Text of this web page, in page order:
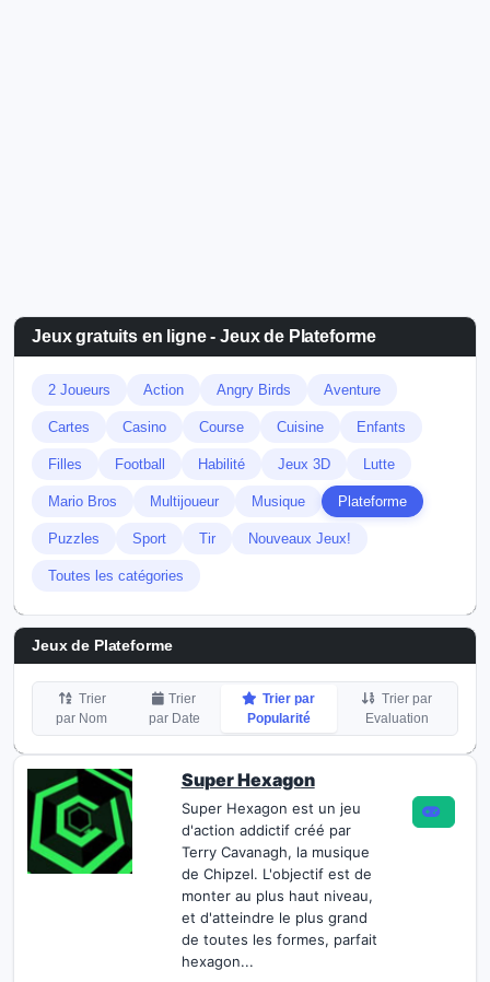
Jeux gratuits en ligne - Jeux de Plateforme
2 Joueurs Action Angry Birds Aventure
Cartes Casino Course Cuisine Enfants
Filles Football Habilité Jeux 3D Lutte
Mario Bros Multijoueur Musique Plateforme
Puzzles Sport Tir Nouveaux Jeux!
Toutes les catégories
Jeux de Plateforme
Trier
par Nom
Trier
par Date
Trier par
Popularité
Trier par
Evaluation
Super Hexagon
Super Hexagon est un jeu
d'action addictif créé par
Terry Cavanagh, la musique
de Chipzel. L'objectif est de
monter au plus haut niveau,
et d'atteindre le plus grand
de toutes les formes, parfait
hexagon...